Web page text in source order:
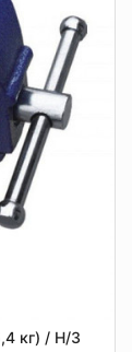
кг) / Н/З